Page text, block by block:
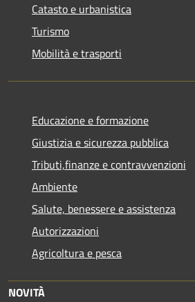
Catasto e urbanistica
Turismo
Mobilità e trasporti
Educazione e formazione
Giustizia e sicurezza pubblica
Tributi,finanze e contravvenzioni
Ambiente
Salute, benessere e assistenza
Autorizzazioni
Agricoltura e pesca
NOVITÀ